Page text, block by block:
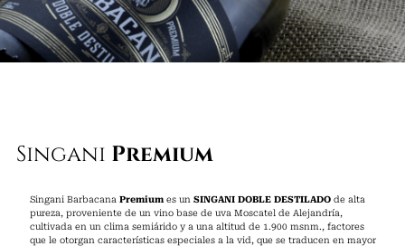
Singani Premium
Singani Barbacana Premium es un SINGANI DOBLE DESTILADO de alta
pureza, proveniente de un vino base de uva Moscatel de Alejandría,
cultivada en un clima semiárido y a una altitud de 1.900 msnm., factores
que le otorgan características especiales a la vid, que se traducen en mayor